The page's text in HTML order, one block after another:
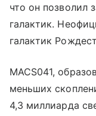
что он позволил
галактик.
галактик
MACS041,
меньших
4,3 миллиарда